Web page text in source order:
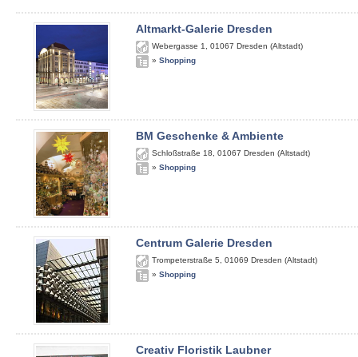
Altmarkt-Galerie Dresden
Webergasse 1 01067 Dresden (Altstadt)
» Shopping
BM Geschenke & Ambiente
Schloßstraße 18 01067 Dresden (Altstadt)
» Shopping
Centrum Galerie Dresden
Trompeterstraße 5 01069 Dresden (Altstadt)
» Shopping
Creativ Floristik Laubner